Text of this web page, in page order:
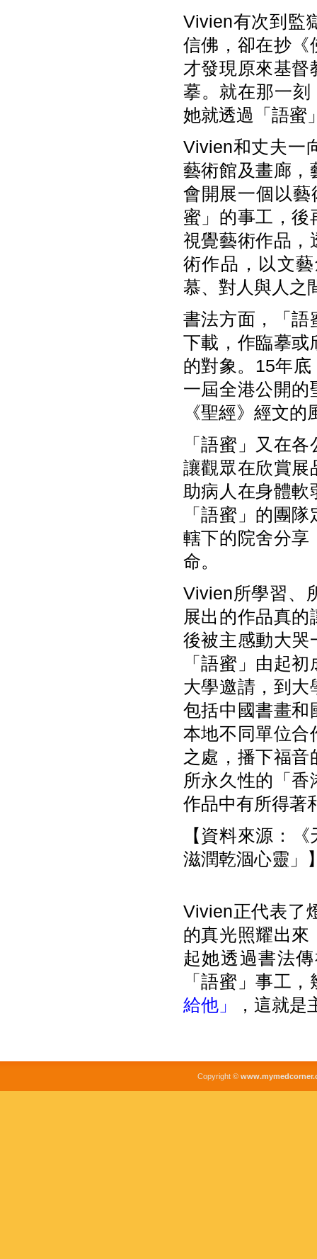
Vivien有次到監
信佛，卻在抄《
才發現原來基督
摹。就在那一
她就透過「語蜜
Vivien和丈夫一
藝術館及畫廊，
會開展一個以
蜜」的事工，後
視覺藝術作品，
術作品，以文
慕、對人與人之
書法方面，「語
下載，作臨摹或
的對象。15年
一屆全港公開的
《聖經》經文
「語蜜」又在
讓觀眾在欣賞展
助病人在身體
「語蜜」的團
轄下的院舍分享
命。
Vivien所學習、
展出的作品真
後被主感動大哭
「語蜜」由起
大學邀請，到大
包括中國書畫和
本地不同單位合
之處，播下福
所永久性的「
作品中有所得著
【資料來源：
滋潤乾涸心靈」
Vivien正代表了
的真光照耀出來
起她透過書法
「語蜜」事工
給他」
，這就
Copyright ©